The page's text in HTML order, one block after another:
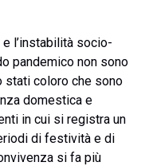
l’instabilità socio-
pandemico non sono
stati coloro che sono
domestica e
in cui si registra un
di festività e di
si fa più